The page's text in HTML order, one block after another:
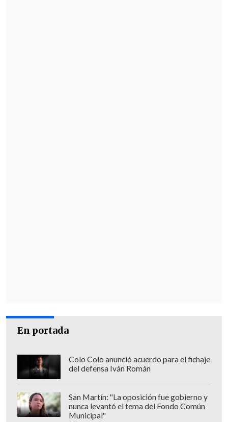
En portada
Colo Colo anunció acuerdo para el fichaje
del defensa Iván Román
San Martín: "La oposición fue gobierno y
nunca levantó el tema del Fondo Común
Municipal"